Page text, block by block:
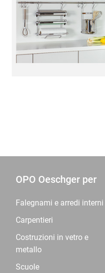
OPO Oeschger per
Falegnami e arredi interni
Carpentieri
Costruzioni in vetro e
metallo
Scuole